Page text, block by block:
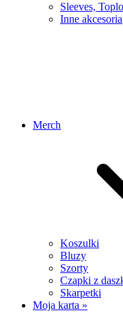
Sleeves,
Inne akcesoria
Merch
Koszulki
Bluzy
Szorty
Czapki z
Skarpetki
Moja karta »